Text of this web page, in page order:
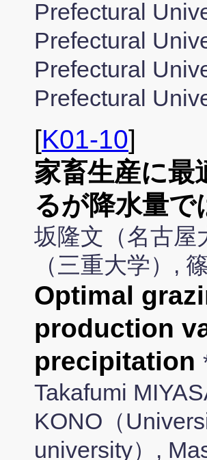
Prefectural
Prefectural
Prefectural
Prefectural
[K01-10]
家畜生産に最
るが降水量で
坂隆文（名古屋
（三重大学）,
Optimal
production
precipitation
Takafumi
KONO（
university）,